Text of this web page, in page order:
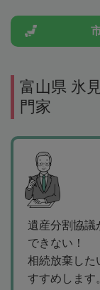
富山県 氷
門家
遺産分割協議
できない！
相続放棄した
すすめします